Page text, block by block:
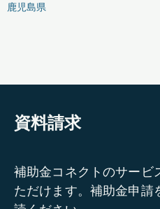
鹿児島県
資料請求
補助金コネクトのサービ
ただけます。補助金申請